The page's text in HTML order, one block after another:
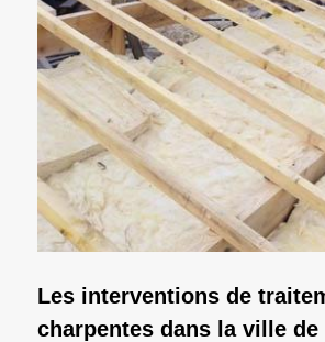
Les interventions de
charpentes dans la ville de